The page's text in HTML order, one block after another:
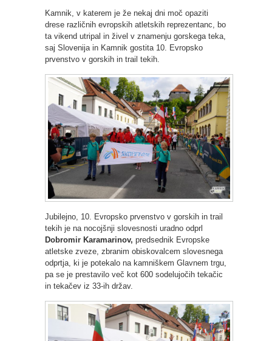
Kamnik, v katerem je že nekaj dni moč opaziti
drese različnih evropskih atletskih reprezentanc, bo
ta vikend utripal in živel v znamenju gorskega teka,
saj Slovenija in Kamnik gostita 10. Evropsko
prvenstvo v gorskih in trail tekih.
Jubilejno, 10. Evropsko prvenstvo v gorskih in trail
tekih je na nocojšnji slovesnosti uradno odprl
Dobromir Karamarinov, predsednik Evropske
atletske zveze, zbranim obiskovalcem slovesnega
odprtja, ki je potekalo na kamniškem Glavnem trgu,
pa se je prestavilo več kot 600 sodelujočih tekačic
in tekačev iz 33-ih držav.